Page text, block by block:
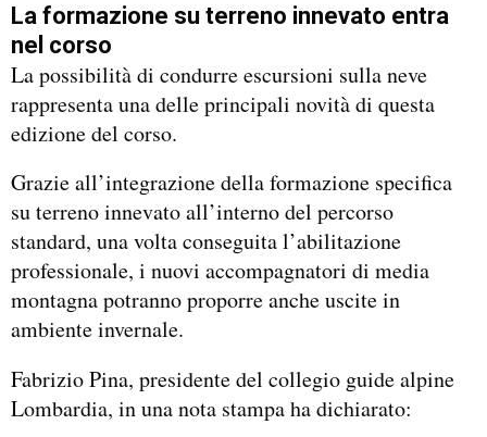
La formazione su terreno innevato entra
nel corso
La possibilità di condurre escursioni sulla neve
rappresenta una delle principali novità di questa
edizione del corso.
Grazie all’integrazione della formazione specifica
su terreno innevato all’interno del percorso
standard, una volta conseguita l’abilitazione
professionale, i nuovi accompagnatori di media
montagna potranno proporre anche uscite in
ambiente invernale.
Fabrizio Pina, presidente del collegio guide alpine
Lombardia, in una nota stampa ha dichiarato: